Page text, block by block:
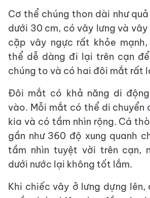
Cơ thể chúng thon dài như
dưới 30 cm, có vây lưng và
cặp vây ngực rất khỏe
thể dễ dàng đi lại trên cạn
chúng to và có hai đôi mắt rất
Đôi mắt có khả năng di
vào. Mỗi mắt có thể di chuyển
kia và có tầm nhìn rộng. Cá
gần như 360 độ xung quanh
tầm nhìn tuyệt vời trên cạn,
dưới nước lại không tốt lắm.
Khi chiếc vây ở lưng dựng lên,